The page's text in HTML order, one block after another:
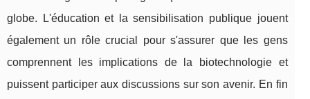
globe. L'éducation et la sensibilisation publique jouent
également un rôle crucial pour s'assurer que les gens
comprennent les implications de la biotechnologie et
puissent participer aux discussions sur son avenir. En fin